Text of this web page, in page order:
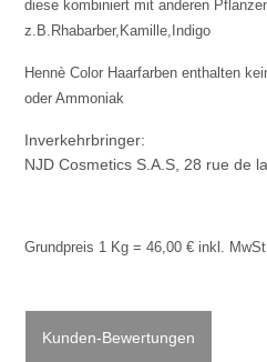
diese kombiniert mit anderen
z.B.Rhabarber,Kamille,Indigo
Hennè Color Haarfarben enthalten
oder Ammoniak
Inverkehrbringer:
NJD Cosmetics S.A.S, 28 rue de
Grundpreis 1 Kg = 46,00 € inkl. MwSt
Kunden-Bewertungen